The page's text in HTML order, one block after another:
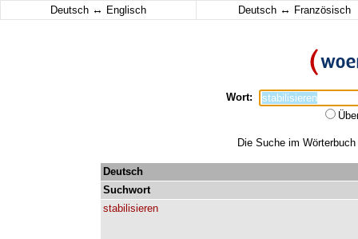
Deutsch ↔ Englisch Deutsch ↔ Französisch
Wort:
Die Suche im
Deutsch
Suchwort
stabilisieren